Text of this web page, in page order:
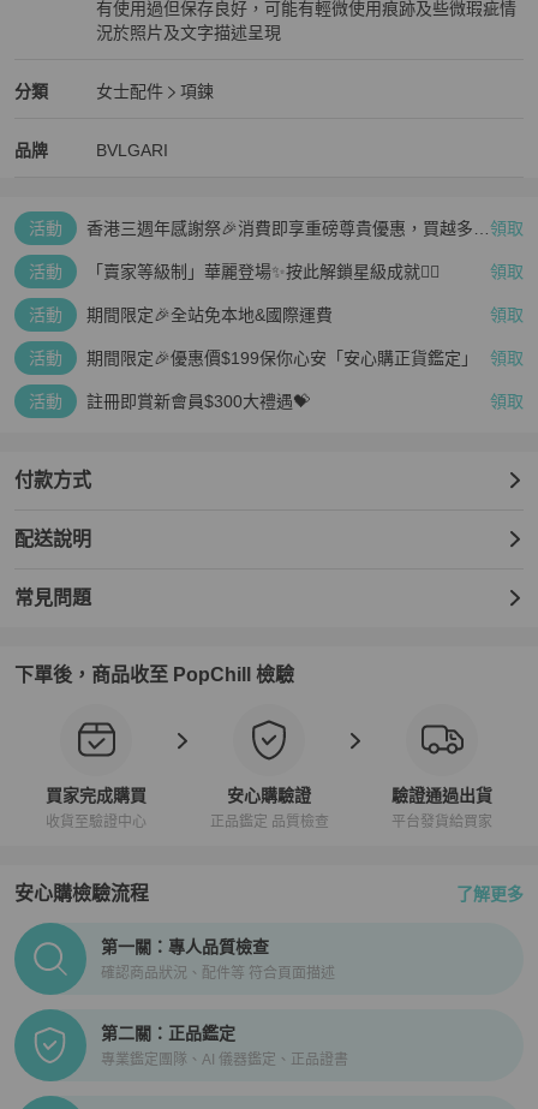
有使用過但保存良好，可能有輕微使用痕跡及些微瑕疵情
況於照片及文字描述呈現
分類
BVLGARI 女士配件分類資訊
女士配件
項鍊
品牌
BVLGARI 精品女士配件
BVLGARI
BVLGARI 推薦清單
活動
香港三週年感謝祭🎉消費即享重磅尊貴優惠，買越多、 領取
活動 「賣家等級制」華麗登場✨按此解鎖星級成就👆🏻 領取
活動 期間限定🎉全站免本地&國際運費 領取
活動 期間限定🎉優惠價$199保你心安「安心購正貨鑑定」 領取
活動 註冊即賞新會員$300大禮遇💝 領取
付款方式
配送說明
常見問題
下單後，商品收至 PopChill 檢驗
買家完成購買
收貨至驗證中心
安心購驗證
正品鑑定 品質檢查
驗證通過出貨
平台發貨給買家
安心購檢驗流程 了解更多
PopChill拍拍圈正品驗證、安心購檢驗流程介紹
第一關：專人品質檢查
確認商品狀況、配件等 符合頁面描述
第二關：正品鑑定
專業鑑定團隊、AI 儀器鑑定、正品證書